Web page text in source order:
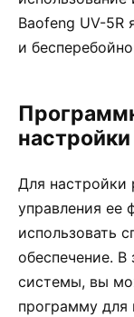
Baofeng UV-5R
и
Для настройки
управления ее
использовать
обеспечение.
системы, вы
программу для